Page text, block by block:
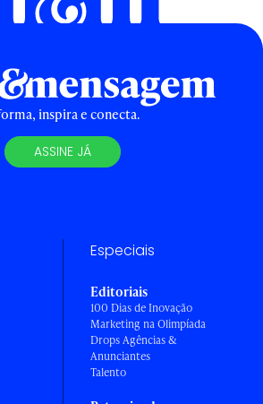
inspira e conecta.
ASSINE JÁ
Especiais
Editoriais
100 Dias de Inovação
Marketing na Olimpíada
Drops Agências &
Anunciantes
Talento